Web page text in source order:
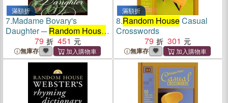
滿額折
7.Madame Bovary's
Daughter ─Random House
Reader's Circle
79 451
無庫存
滿額折
8.Random HouseCasual
Crosswords
79
301
無庫存